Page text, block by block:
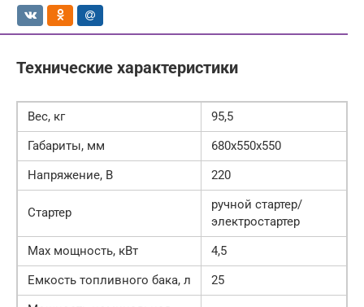
Технические характеристики
Вес, кг
95,5
Габариты, мм
680х550х550
Напряжение, В
220
Стартер
ручной стартер/
электростартер
Max мощность, кВт
4,5
Емкость топливного бака, л
25